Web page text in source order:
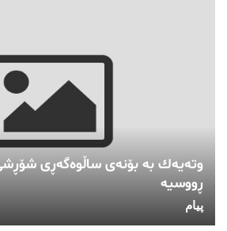
ڕووسیه‌
پیام